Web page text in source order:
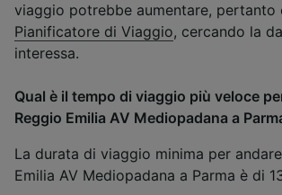
viaggio potrebbe aumentare, pertanto
Pianificatore di Viaggio, cercando la
interessa.
Qual è il tempo di viaggio più veloce
Reggio Emilia AV Mediopadana a
La durata di viaggio minima per
Emilia AV Mediopadana a Parma è di